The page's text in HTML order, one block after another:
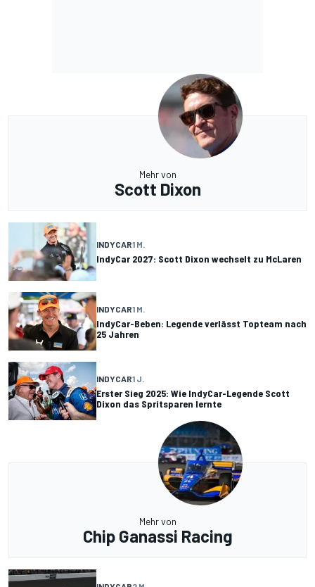
Mehr von
Scott Dixon
INDYCAR1 M.
IndyCar 2027: Scott Dixon wechselt zu McLaren
INDYCAR1 M.
IndyCar-Beben: Legende verlässt Topteam nach
25 Jahren
INDYCAR1 J.
Erster Sieg 2025: Wie IndyCar-Legende Scott
Dixon das Spritsparen lernte
Mehr von
Chip Ganassi Racing